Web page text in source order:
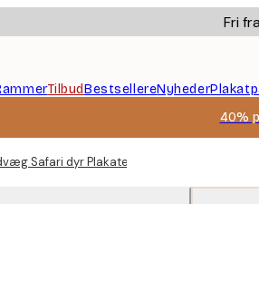
Fri
TilbudBestsellereNyheder
40%
Safari dyr Plakater Kunst til dit rum